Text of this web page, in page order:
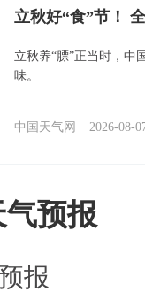
立秋好“食”节！
立秋养“膘”正当时，中
味。
中国天气网 2026-08-
预报
报